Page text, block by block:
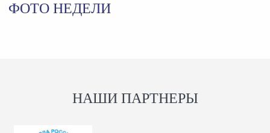
ФОТО НЕДЕЛИ
НАШИ ПАРТНЕРЫ